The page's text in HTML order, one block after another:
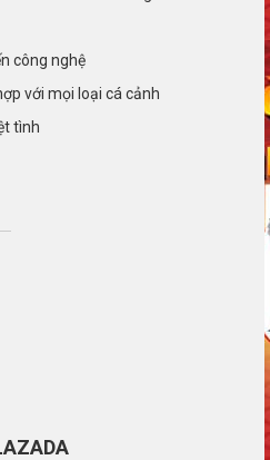
công nghệ
với mọi loại cá cảnh
tình